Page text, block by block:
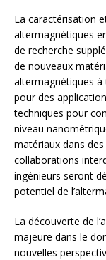
La caractérisation
altermagnétiques
de recherche
de nouveaux
altermagnétiques
pour des
techniques pour
niveau
matériaux dans
collaborations
ingénieurs seront
potentiel de
La découverte de
majeure dans le
nouvelles